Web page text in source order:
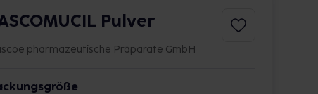
Pulver
pharmazeutische Präparate GmbH